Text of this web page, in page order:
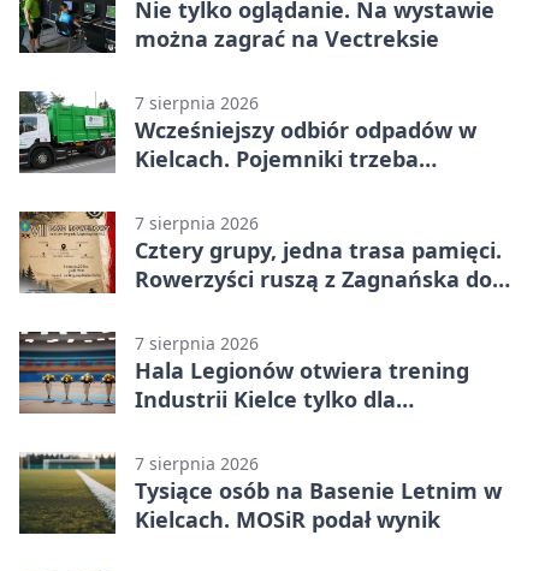
Nie tylko oglądanie. Na wystawie
można zagrać na Vectreksie
7 sierpnia 2026
Wcześniejszy odbiór odpadów w
Kielcach. Pojemniki trzeba
7 sierpnia 2026
Cztery grupy, jedna trasa pamięci.
Rowerzyści ruszą z Zagnańska do
7 sierpnia 2026
Hala Legionów otwiera trening
Industrii Kielce tylko dla
7 sierpnia 2026
Tysiące osób na Basenie Letnim w
Kielcach. MOSiR podał wynik